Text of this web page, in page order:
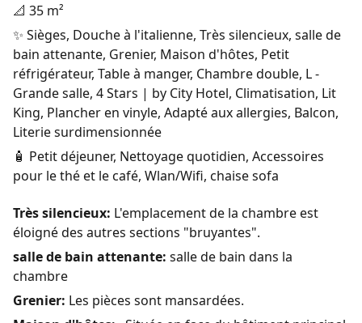
📐 35 m²
✨ Sièges, Douche à l'italienne, Très silencieux, salle de
bain attenante, Grenier, Maison d'hôtes, Petit
réfrigérateur, Table à manger, Chambre double, L -
Grande salle, 4 Stars | by City Hotel, Climatisation, Lit
King, Plancher en vinyle, Adapté aux allergies, Balcon,
Literie surdimensionnée
🧴 Petit déjeuner, Nettoyage quotidien, Accessoires
pour le thé et le café, Wlan/Wifi, chaise sofa
Très silencieux: L'emplacement de la chambre est
éloigné des autres sections "bruyantes".
salle de bain attenante: salle de bain dans la
chambre
Grenier: Les pièces sont mansardées.